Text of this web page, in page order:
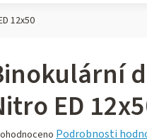
12x50
ED
Podrobnosti